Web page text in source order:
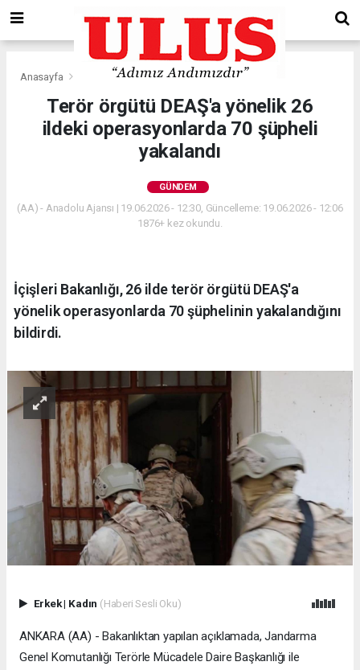
Anasayfa Gündem
Terör örgütü DEAŞ'a yönelik 26
ildeki operasyonlarda 70 şüpheli
yakalandı
GÜNDEM
(AA) - Anadolu Ajansı | 19.06.2026 - 12:30, Güncelleme: 19.06.2026 - 12:06
1876+ kez okundu.
İçişleri Bakanlığı, 26 ilde terör örgütü DEAŞ'a
yönelik operasyonlarda 70 şüphelinin yakalandığını
bildirdi.
Erkek| Kadın (Haberi Sesli Oku)
ANKARA (AA) - Bakanlıktan yapılan açıklamada, Jandarma
Genel Komutanlığı Terörle Mücadele Daire Başkanlığı ile